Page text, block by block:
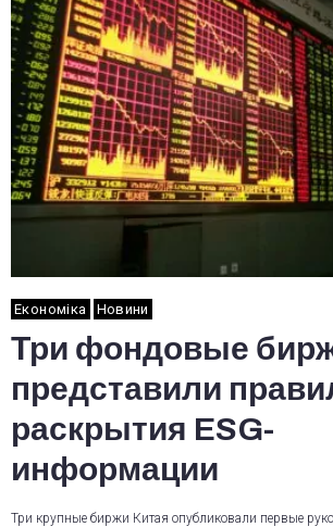
Економіка Новини
Три фондовые
представили
раскрытия ESG-
информации
Три крупные биржи Китая опубликовали первые